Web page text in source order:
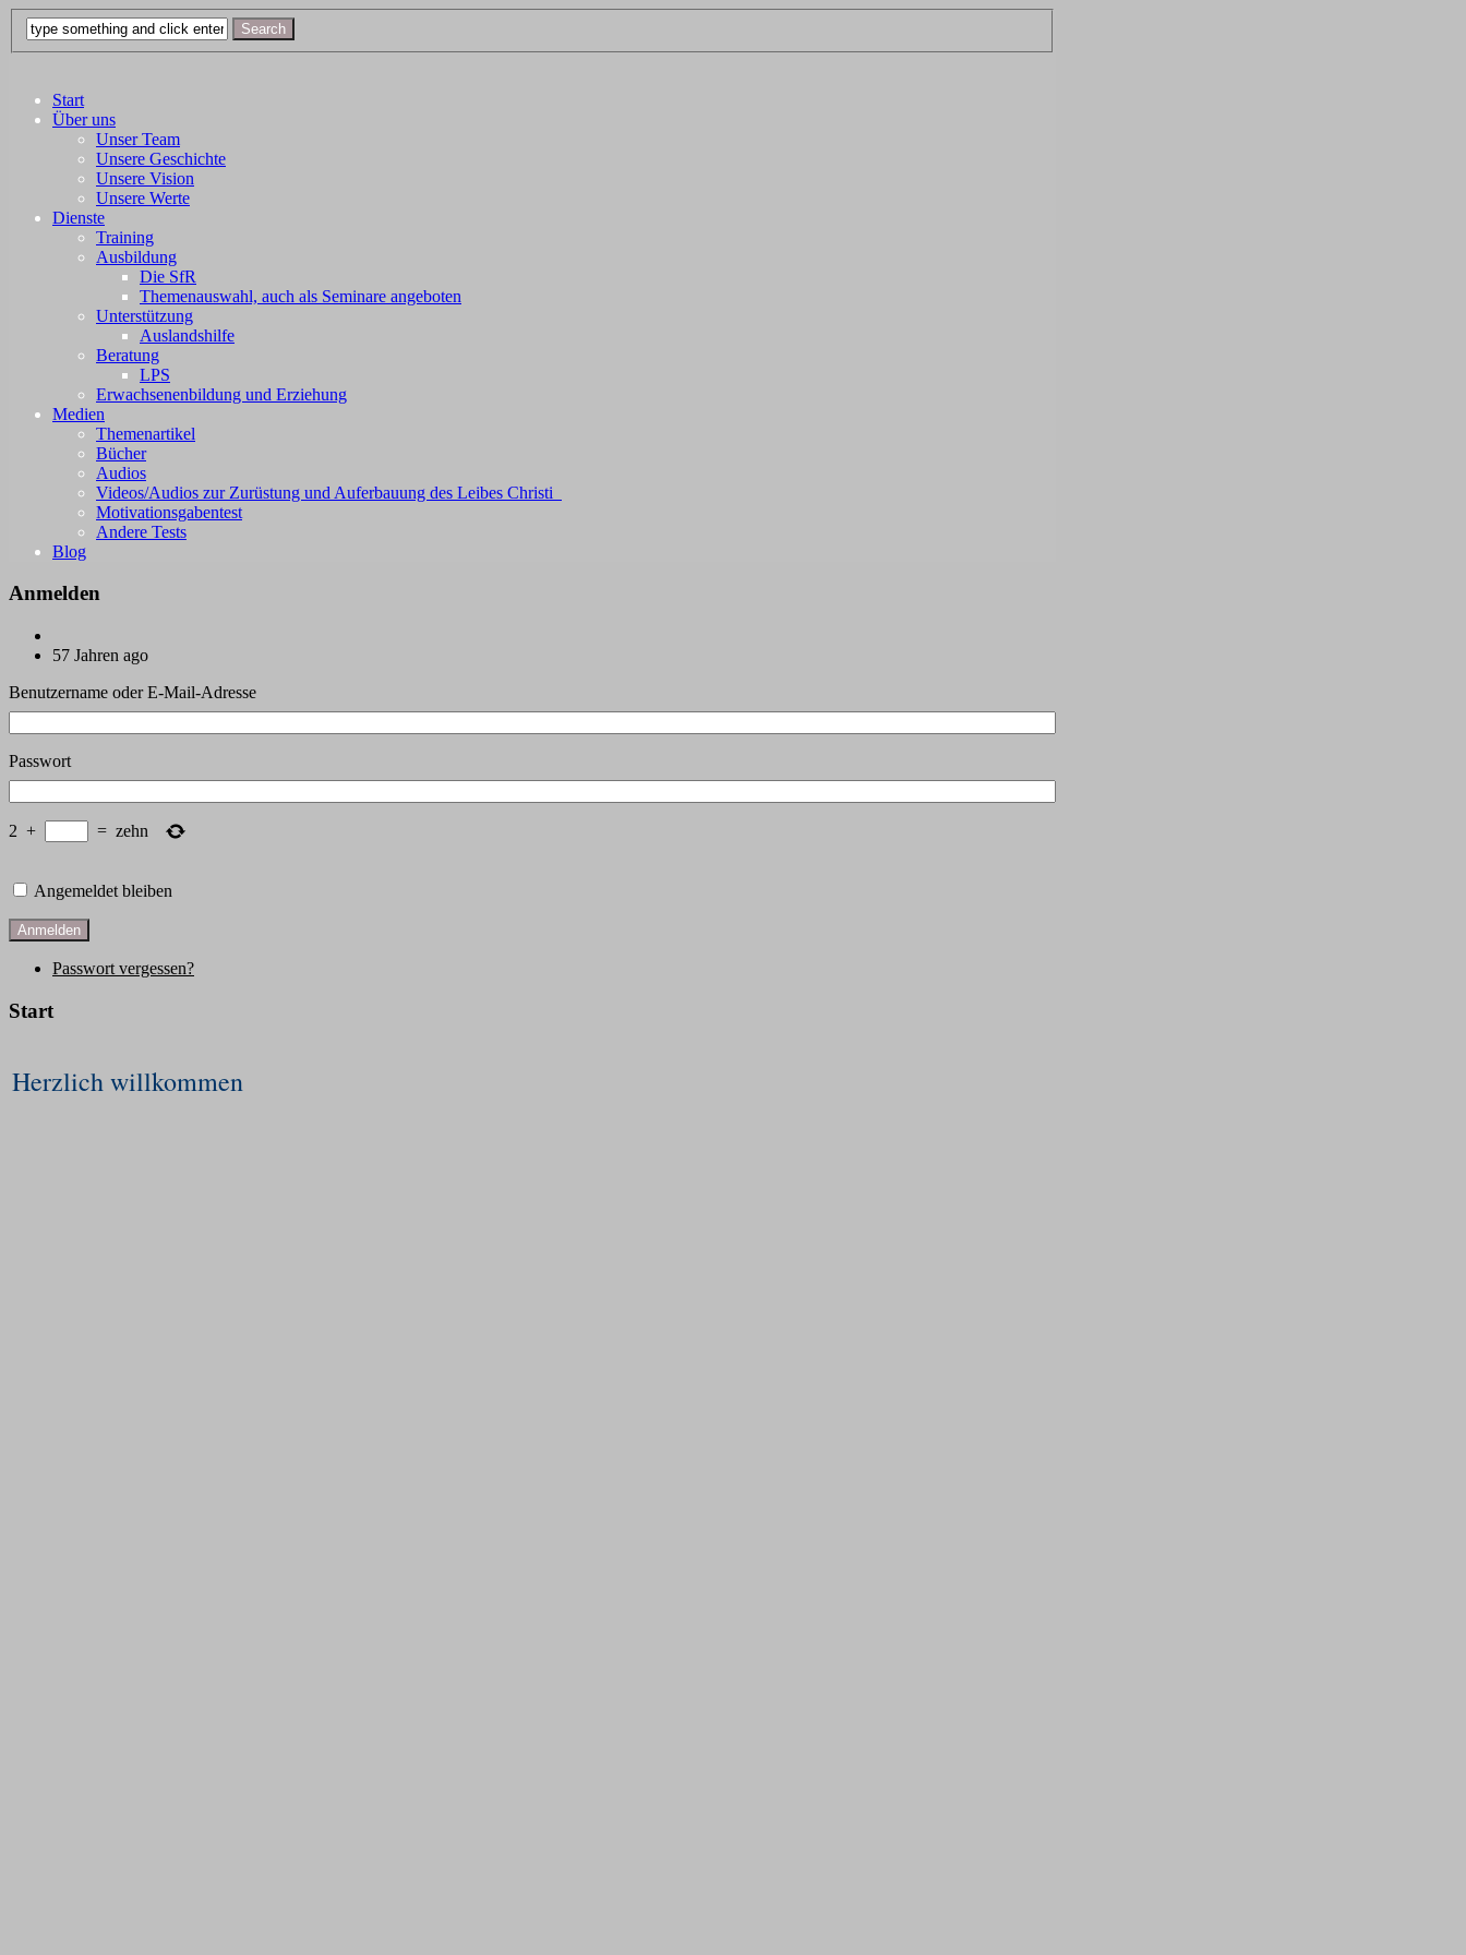
Start
Über uns
Unser Team
Unsere Geschichte
Unsere Vision
Unsere Werte
Dienste
Training
Ausbildung
Die SfR
Themenauswahl, auch als Seminare angeboten
Unterstützung
Auslandshilfe
Beratung
LPS
Erwachsenenbildung und Erziehung
Medien
Themenartikel
Bücher
Audios
Videos/Audios zur Zurüstung und Auferbauung des Leibes Christi
Motivationsgabentest
Andere Tests
Blog
Anmelden
57 Jahren ago
Benutzername oder E-Mail-Adresse
Passwort
2 + = zehn
Angemeldet bleiben
Anmelden
Passwort vergessen?
Start
Herzlich willkommen